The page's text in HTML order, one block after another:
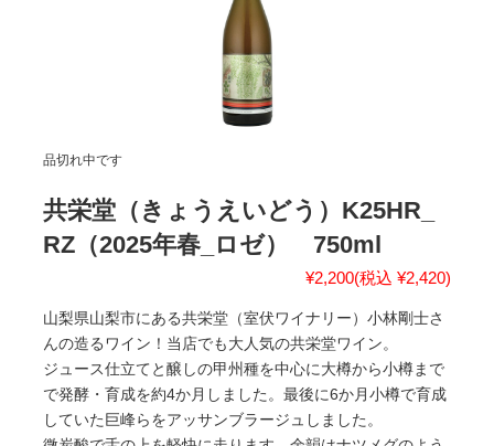
品切れ中です
共栄堂（きょうえいどう）K25HR_
RZ（2025年春_ロゼ） 750ml
¥2,200(税込 ¥2,420)
山梨県山梨市にある共栄堂（室伏ワイナリー）小林剛士さ
んの造るワイン！当店でも大人気の共栄堂ワイン。
ジュース仕立てと醸しの甲州種を中心に大樽から小樽まで
で発酵・育成を約4か月しました。最後に6か月小樽で育成
していた巨峰らをアッサンブラージュしました。